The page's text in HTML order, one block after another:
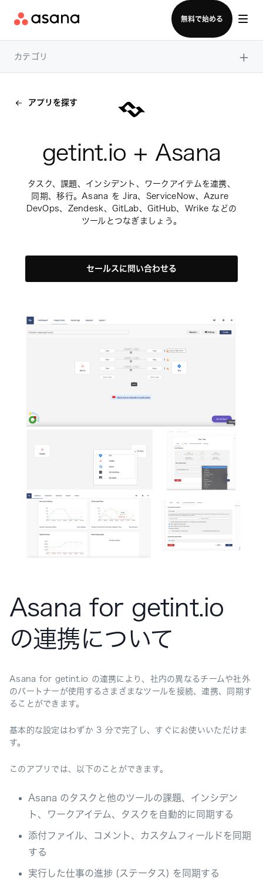
無料で始める
セールスチームに問い合わせる
カテゴリ ×
アプリを探す
getint.io + Asana
タスク、課題、インシデント、ワークアイテムを連携、
同期、移行。Asana を Jira、ServiceNow、Azure
DevOps、Zendesk、GitLab、GitHub、Wrike などの
ツールとつなぎましょう。
セールスに問い合わせる
Asana for getint.io
の連携について
Asana for getint.io の連携により、社内の異なるチームや社外
のパートナーが使用するさまざまなツールを接続、連携、同期す
ることができます。
基本的な設定はわずか 3 分で完了し、すぐにお使いいただけま
す。
このアプリでは、以下のことができます。
Asana のタスクと他のツールの課題、インシデン
ト、ワークアイテム、タスクを自動的に同期する
添付ファイル、コメント、カスタムフィールドを同期
する
実行した仕事の進捗 (ステータス) を同期する